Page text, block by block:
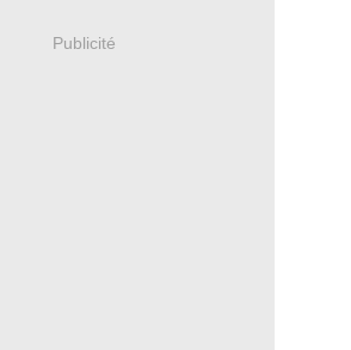
Publicité